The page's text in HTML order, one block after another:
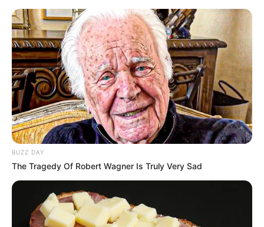
Edit
Shin Ye Eun adalah seorang aktris muda asal Korea Selatan, yang
mulai dikenal melalui perannya dalam web dramaA-Teen(2018).
Daftar isi
Karier
Shin Ye Eun mengawali karirnya sebagai model untuk sebuah
majalah kampus bernama College Tomorrow pada tahun 2017.
BUZZ DAY
The Tragedy Of Robert Wagner Is Truly Very Sad